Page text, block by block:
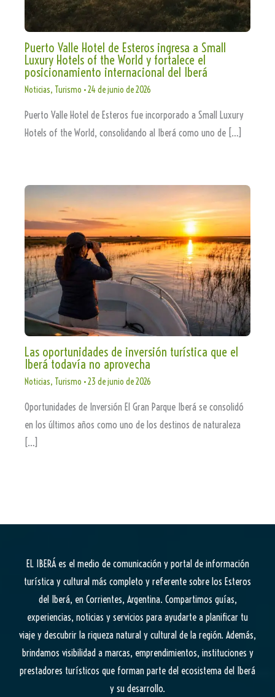
Puerto Valle Hotel de Esteros ingresa a Small
Luxury Hotels of the World y fortalece el
posicionamiento internacional del Iberá
Noticias, Turismo •24 de junio de 2026
Puerto Valle Hotel de Esteros fue incorporado a Small Luxury
Hotels of the World, consolidando al Iberá como uno de […]
Las oportunidades de inversión turística que el
Iberá todavía no aprovecha
Noticias, Turismo •23 de junio de 2026
Oportunidades de Inversión El Gran Parque Iberá se consolidó
en los últimos años como uno de los destinos de naturaleza
[…]
EL IBERÁes el medio de comunicación y portal de información
turística y cultural más completo y referente sobre los Esteros
del Iberá, en Corrientes, Argentina. Compartimos guías,
experiencias, noticias y servicios para ayudarte a planificar tu
viaje y descubrir la riqueza natural y cultural de la región. Además,
brindamos visibilidad a marcas, emprendimientos, instituciones y
prestadores turísticos que forman parte del ecosistema del Iberá
y su desarrollo.